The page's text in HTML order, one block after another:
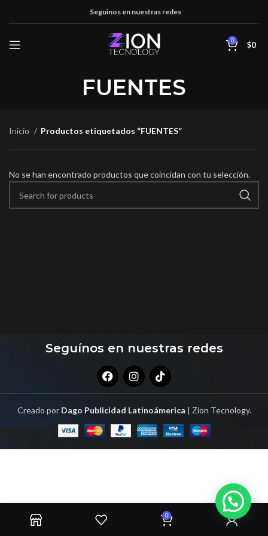
Seguinos en nuestras redes
0 $0
FUENTES
Inicio Productos etiquetados “FUENTES”
No se han encontrado productos que coincidan con tu selección.
Seguínos en nuestras redes
Creado por Dago Publicidad Latinoámerica | Zion Tecnology.
0